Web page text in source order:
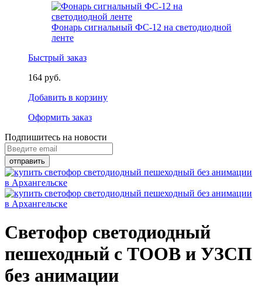
Фонарь сигнальный ФС-12 на светодиодной
ленте
Быстрый заказ
164 руб.
Добавить в корзину
Оформить заказ
Подпишитесь на новости
Светофор светодиодный
пешеходный с ТООВ и УЗСП
без анимации